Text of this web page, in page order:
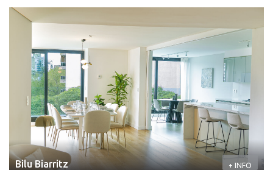
Bilu Biarritz + INFO